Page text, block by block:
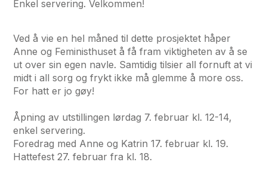
Enkel servering. Velkommen!
Ved å vie en hel måned til dette prosjektet håper
Anne og Feministhuset å få fram viktigheten av å se
ut over sin egen navle. Samtidig tilsier all fornuft at vi
midt i all sorg og frykt ikke må glemme å more oss.
For hatt er jo gøy!
Åpning av utstillingen lørdag 7. februar kl. 12-14,
enkel servering.
Foredrag med Anne og Katrin 17. februar kl. 19.
Hattefest 27. februar fra kl. 18.